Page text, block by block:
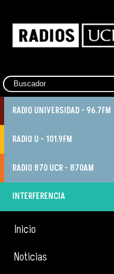
RADIO UNIVERSIDAD - 96.7FM
RADIO U - 101.9FM
RADIO 870 UCR - 870AM
INTERFERENCIA
Inicio
Noticias